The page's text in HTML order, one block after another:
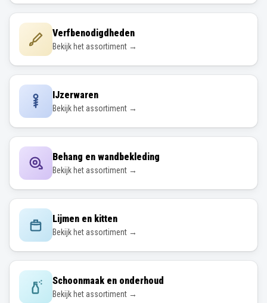
Verfbenodigdheden
Bekijk het assortiment →
IJzerwaren
Bekijk het assortiment →
Behang en wandbekleding
Bekijk het assortiment →
Lijmen en kitten
Bekijk het assortiment →
Schoonmaak en onderhoud
Bekijk het assortiment →